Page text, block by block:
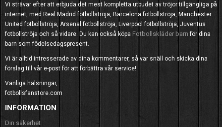
Vi strävar efter att erbjuda det mest kompletta utbudet av tröjor tillgängliga på
internet, med Real Madrid fotbollströja, Barcelona fotbollströja, Manchester
United fotbollströja, Arsenal fotbollströja, Liverpool fotbollströja, Juventus
fotbollströja och så vidare. Du kan också köpa Fotbollskläder barn för dina
barn som födelsedagspresent.
Vi är alltid intresserade av dina kommentarer, så var snäll och skicka dina
förslag till vår e-post för att förbättra vår service!
Vänliga hälsningar,
fotbollsfanstore.com
INFORMATION
Din säkerhet